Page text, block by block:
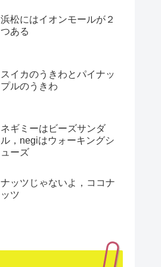
浜松にはイオンモールが２
つある
スイカのうきわとパイナッ
プルのうきわ
ネギミーはビーズサンダ
ル，negiはウォーキングシ
ューズ
ナッツじゃないよ，ココナ
ッツ